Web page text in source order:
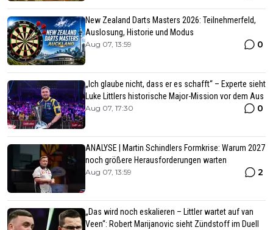
New Zealand Darts Masters 2026: Teilnehmerfeld,
Auslosung, Historie und Modus
Aug 07, 13:59 0
„Ich glaube nicht, dass er es schafft“ – Experte sieht
Luke Littlers historische Major-Mission vor dem Aus
Aug 07, 17:30 0
ANALYSE | Martin Schindlers Formkrise: Warum 2027
noch größere Herausforderungen warten
Aug 07, 13:59 2
„Das wird noch eskalieren – Littler wartet auf van
Veen“: Robert Marijanovic sieht Zündstoff im Duell